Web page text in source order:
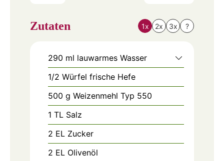
Zutaten 1x 2x 3x ?
290 ml lauwarmes Wasser
1/2 Würfel frische Hefe
500 g Weizenmehl Typ 550
1 TL Salz
2 EL Zucker
2 EL Olivenöl